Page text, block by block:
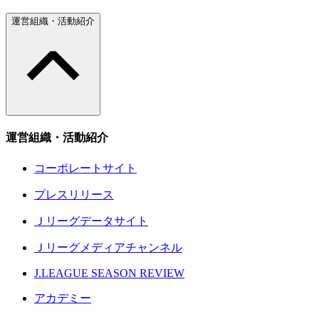
運営組織・活動紹介
運営組織・活動紹介
コーポレートサイト
プレスリリース
Ｊリーグデータサイト
Ｊリーグメディアチャンネル
J.LEAGUE SEASON REVIEW
アカデミー